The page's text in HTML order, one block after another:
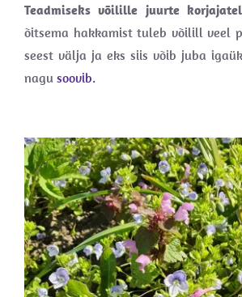
Teadmiseks võilille juurte
õitsema hakkamist tuleb võilill veel
seest välja ja eks siis võib juba
nagu soovib.